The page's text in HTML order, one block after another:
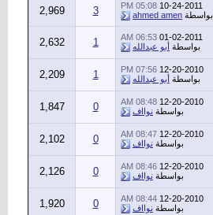
10-24-2011
05:08 PM
بواسطة ahmed amen
3
2,969
01-02-2011
06:53 AM
بواسطة أبو عبدالله 1
2,632
12-20-2010
07:56 PM
بواسطة أبو عبدالله 1
2,209
12-20-2010
08:48 AM
بواسطة نوااف 0
1,847
12-20-2010
08:47 AM
بواسطة نوااف 0
2,102
12-20-2010
08:46 AM
بواسطة نوااف 0
2,126
12-20-2010
08:44 AM
بواسطة نوااف 0
1,920